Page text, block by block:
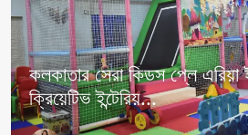
কলকাতার সেরা কিডস প্লে এরিয়া
ক্রিয়েটিভ ইন্টেরিয়...